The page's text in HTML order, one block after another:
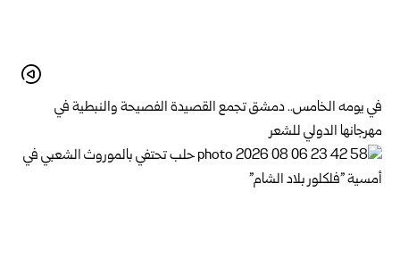
في يومه الخامس.. دمشق تجمع القصيدة الفصيحة والنبطية في
مهرجانها الدولي للشعر